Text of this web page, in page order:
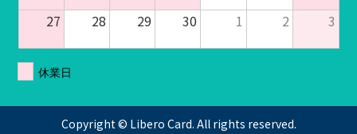
27
28 29 30 1 2 3
休業日
Copyright © Libero Card. All rights reserved.